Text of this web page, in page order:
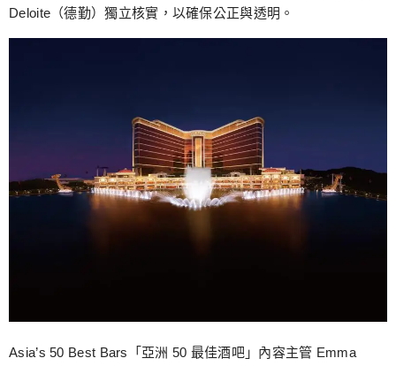
Deloite（德勤）獨立核實，以確保公正與透明。
Asia’s 50 Best Bars「亞洲 50 最佳酒吧」內容主管 Emma